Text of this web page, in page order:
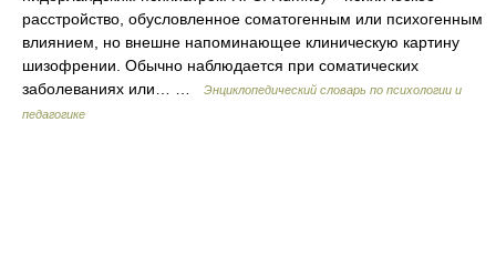
расстройство, обуcловленное соматогенным или психогенным
влиянием, но внешне напоминающее клиническую картину
шизофрении. Обычно наблюдается при соматических
заболеваниях или… …
Энциклопедический словарь по психологии и
педагогике